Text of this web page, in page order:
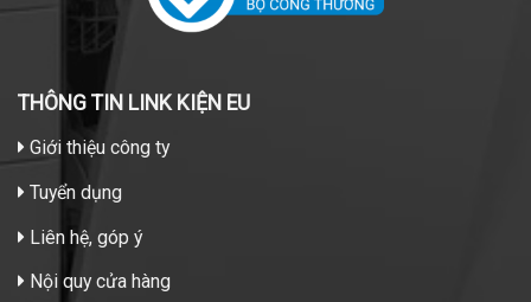
THÔNG TIN LINK KIỆN EU
Giới thiệu công ty
Tuyển dụng
Liên hệ, góp ý
Nội quy cửa hàng